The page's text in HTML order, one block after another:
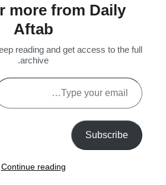
more from Daily
Aftab
reading and get access to the full
archive.
Type
your
Subscribe
Continue reading